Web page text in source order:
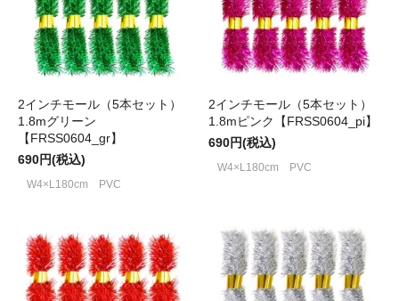
2インチモール（5本セット）
1.8mグリーン
【FRSS0604_gr】
690円(税込)
W4×L180cm PVC
2インチモール（5本セット）
1.8mピンク【FRSS0604_pi】
690円(税込)
W4×L180cm PVC